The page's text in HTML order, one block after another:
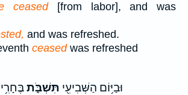
ceased[from labor], and was
and was refreshed.
ceasedwas refreshed
וּבַיּ֥וֹם הַשְּׁבִיעִ֖י תִּשְׁבֹּ֑ת